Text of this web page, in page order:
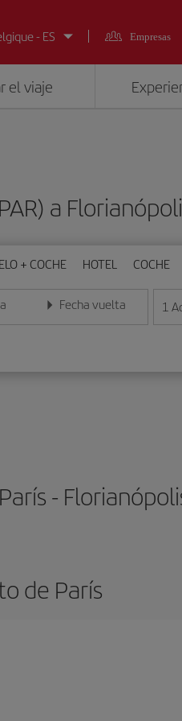
- ES
Empresas
el viaje
a
+ COCHE HOTEL COCHE
fecha en formato día/mes/año
Fecha vuelta
Introduce la fecha en 1
-
de París